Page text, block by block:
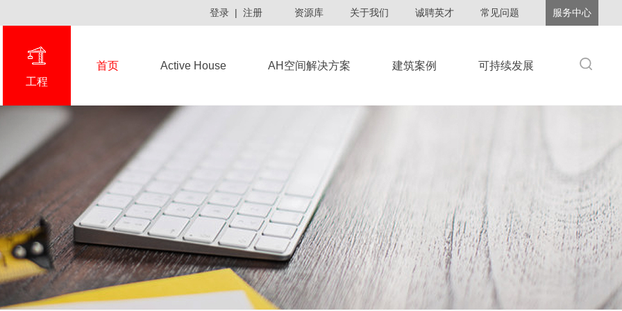
登录 | 注册 资源库 关于我们 诚聘英才 常见问题 服务中心
工程
首页 Active House AH空间解决方案 建筑案例 可持续发展